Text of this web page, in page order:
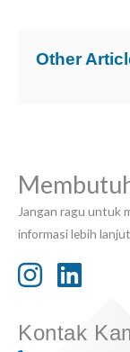
Other
Jangan ragu untuk
informasi lebih lanjut
Kontak